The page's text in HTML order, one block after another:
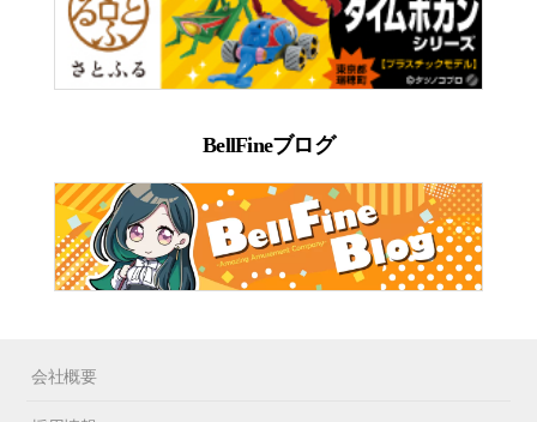
BellFineブログ
会社概要